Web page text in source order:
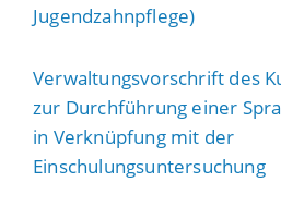
Jugendzahnpflege)
Verwaltungsvorschrift des
zur Durchführung einer
in Verknüpfung mit der
Einschulungsuntersuchung